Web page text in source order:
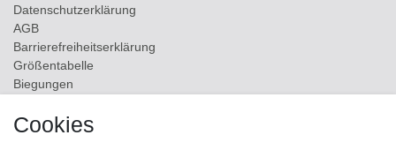
Daten­schutz­erklärung
AGB
Barrierefreiheitserklärung
Größentabelle
Biegungen
Kontakt
Cookies